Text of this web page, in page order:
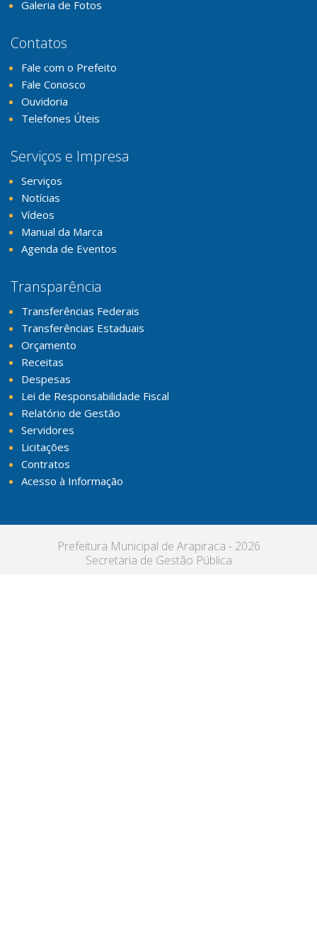
Galeria de Fotos
Contatos
Fale com o Prefeito
Fale Conosco
Ouvidoria
Telefones Úteis
Serviços e Impresa
Serviços
Notícias
Vídeos
Manual da Marca
Agenda de Eventos
Transparência
Transferências Federais
Transferências Estaduais
Orçamento
Receitas
Despesas
Lei de Responsabilidade Fiscal
Relatório de Gestão
Servidores
Licitações
Contratos
Acesso à Informação
Prefeitura Municipal de Arapiraca - 2026
Secretaria de Gestão Pública